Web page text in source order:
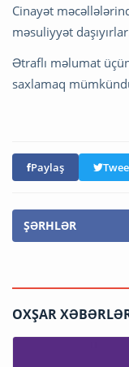
Cinayət
məsuliyyət
Ətraflı məlumat
saxlamaq
Paylaş
ŞƏRHLƏR
OXŞAR